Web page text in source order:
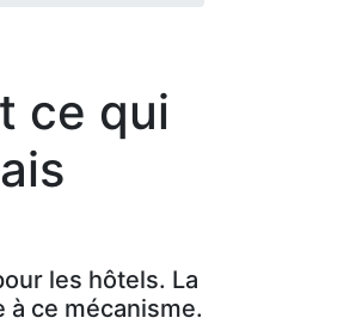
ce qui
les hôtels. La
ce mécanisme.